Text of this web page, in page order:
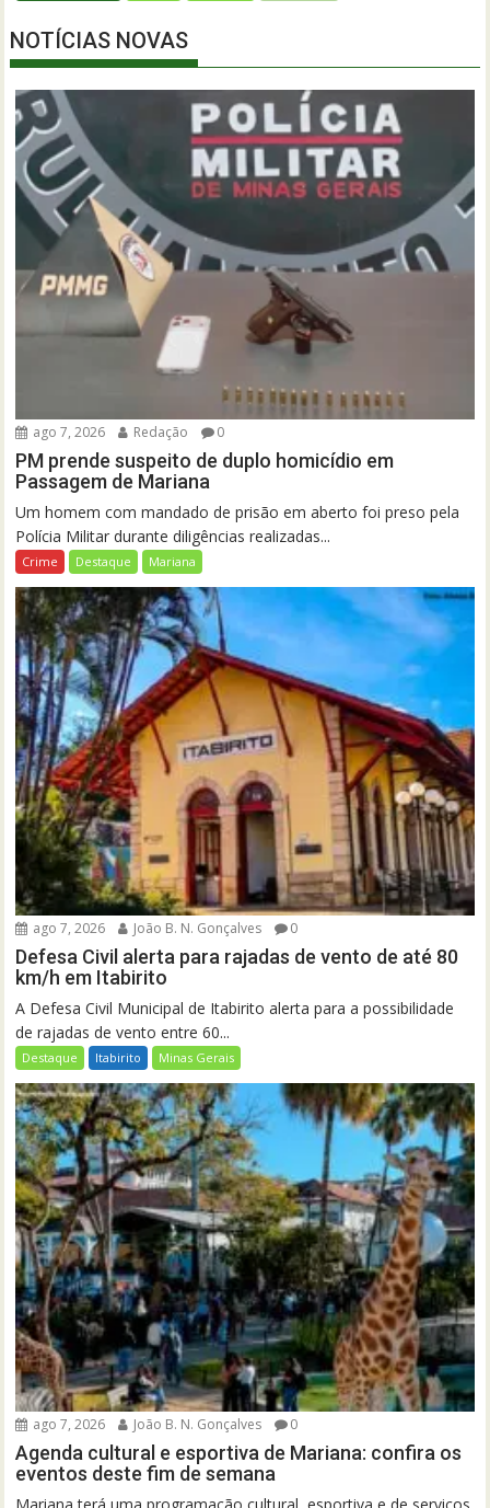
NOTÍCIAS NOVAS
ago 7, 2026 Redação 0
PM prende suspeito de duplo homicídio em
Passagem de Mariana
Um homem com mandado de prisão em aberto foi preso pela
Polícia Militar durante diligências realizadas...
Crime Destaque Mariana
ago 7, 2026 João B. N. Gonçalves 0
Defesa Civil alerta para rajadas de vento de até 80
km/h em Itabirito
A Defesa Civil Municipal de Itabirito alerta para a possibilidade
de rajadas de vento entre 60...
Destaque Itabirito Minas Gerais
ago 7, 2026 João B. N. Gonçalves 0
Agenda cultural e esportiva de Mariana: confira os
eventos deste fim de semana